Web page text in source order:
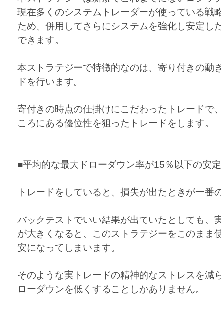
現在多くのシステムトレーダーが使っている戦
ため、併用してさらにシステムを強化し安定し
できます。
本ストラテジーで特徴的なのは、寄り付きの動
ドを行います。
寄付きの時点の仕掛けにこだわったトレードで
ころにある優位性を狙ったトレードをします。
■平均的な最大ドローダウン率が15％以下の安
トレードをしていると、損失が出たときが一番
バックテストでいい結果が出ていたとしても、
が大きくなると、このストラテジーをこのまま
安になってしまいます。
そのような実トレードの精神的なストレスを減
ローダウンを低くすることしかありません。